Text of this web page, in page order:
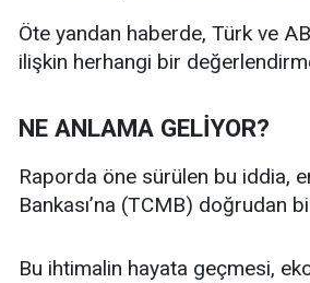
Öte yandan haberde, Türk ve
ilişkin herhangi bir
NE ANLAMA GELİYOR?
Raporda öne sürülen bu iddia,
Bankası’na (TCMB) doğrudan
Bu ihtimalin hayata geçmesi,